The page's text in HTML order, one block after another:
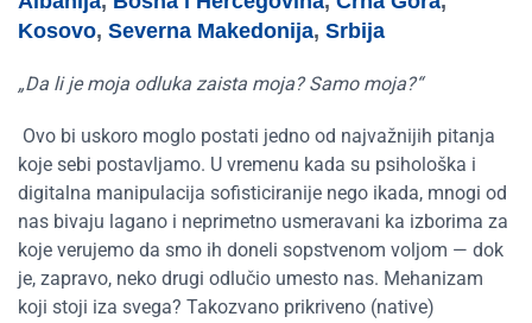
Kosovo, Severna Makedonija, Srbija
„Da li je moja odluka zaista moja? Samo moja?“
Ovo bi uskoro moglo postati jedno od najvažnijih pitanja
koje sebi postavljamo. U vremenu kada su psihološka i
digitalna manipulacija sofisticiranije nego ikada, mnogi od
nas bivaju lagano i neprimetno usmeravani ka izborima za
koje verujemo da smo ih doneli sopstvenom voljom — dok
je, zapravo, neko drugi odlučio umesto nas. Mehanizam
koji stoji iza svega? Takozvano prikriveno (native)